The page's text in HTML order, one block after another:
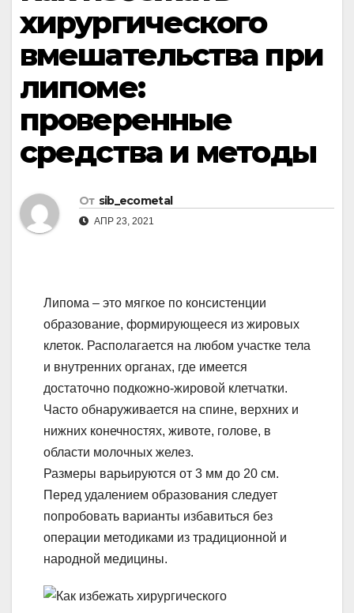
хирургического
вмешательства при
липоме:
проверенные
средства и методы
От sib_ecometal
АПР 23, 2021
Липома – это мягкое по консистенции
образование, формирующееся из жировых
клеток. Располагается на любом участке тела
и внутренних органах, где имеется
достаточно подкожно-жировой клетчатки.
Часто обнаруживается на спине, верхних и
нижних конечностях, животе, голове, в
области молочных желез.
Размеры варьируются от 3 мм до 20 см.
Перед удалением образования следует
попробовать варианты избавиться без
операции методиками из традиционной и
народной медицины.